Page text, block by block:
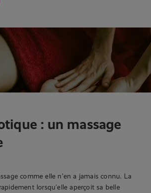
: un massage
comme elle n’en a jamais connu. La
lorsqu’elle aperçoit sa belle